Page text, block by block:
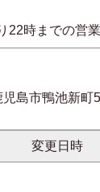
時までの営業
児島市鴨池新町
変更日時